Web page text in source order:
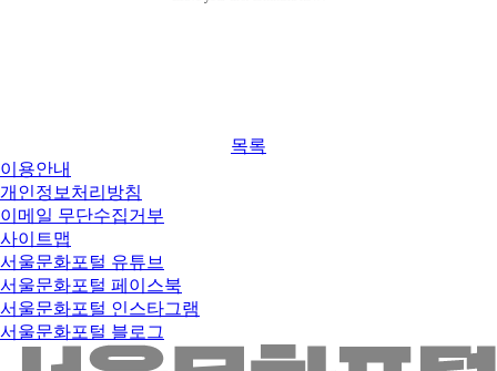
목록
이용안내
개인정보처리방침
이메일 무단수집거부
사이트맵
서울문화포털 유튜브
서울문화포털 페이스북
서울문화포털 인스타그램
서울문화포털 블로그